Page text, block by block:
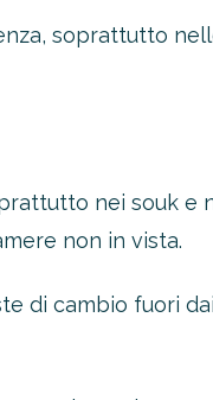
soprattutto
nei souk e
non in vista.
di cambio fuori